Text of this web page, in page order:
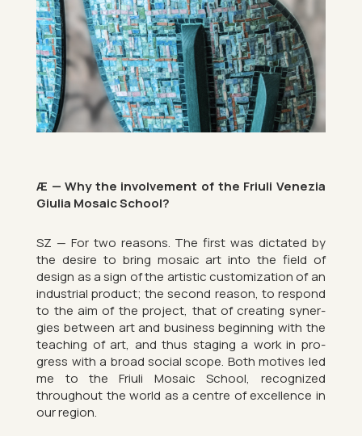
Æ — Why the in­volve­ment of the Fri­uli Venezia
Gi­ulia Mo­saic School?
SZ — For two reas­ons. The first was dic­tated by
the de­sire to bring mo­saic art into the field of
design as a sign of the artistic cus­tom­iz­a­tion of an
in­dus­trial product; the second reason, to re­spond
to the aim of the pro­ject, that of cre­at­ing syn­er­
gies between art and busi­ness be­gin­ning with the
teach­ing of art, and thus sta­ging a work in pro­
gress with a broad so­cial scope. Both motives led
me to the Fri­uli Mo­saic School, re­cog­nized
throughout the world as a centre of ex­cel­lence in
our re­gion.